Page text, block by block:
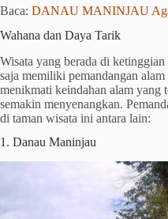
Baca: DANAU MANINJAU
Wahana dan Daya Tarik
Wisata yang berada di
saja memiliki pemandangan
menikmati keindahan alam yang
semakin menyenangkan.
di taman wisata ini antara lain:
1. Danau Maninjau